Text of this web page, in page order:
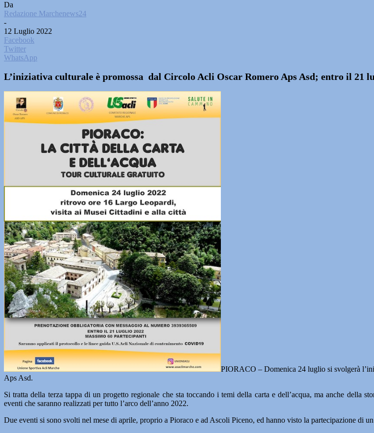
Da
Redazione Marchenews24
-
12 Luglio 2022
Facebook
Twitter
WhatsApp
L’iniziativa culturale è promossa dal Circolo Acli Oscar Romero Aps Asd; entro il 21
PIORACO – Domenica 24 luglio si svolgerà
Aps Asd.
Si tratta della terza tappa di un progetto regionale che sta toccando i temi della carta e dell’acqua, ma anche della
eventi che saranno realizzati per tutto l’arco dell’anno 2022.
Due eventi si sono svolti nel mese di aprile, proprio a Pioraco e ad Ascoli Piceno, ed hanno visto la partecipazione di